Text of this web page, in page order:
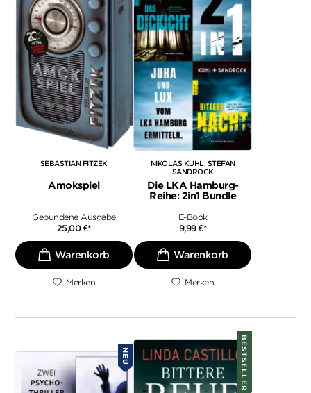
SEBASTIAN FITZEK
Amokspiel
Gebundene Ausgabe
25,00 €*
Merken
NIKOLAS KUHL STEFAN
SANDROCK
Die LKA Hamburg-
Reihe: 2in1 Bundle
E-Book
9,99€*
Merken
NEU BESTSELLER